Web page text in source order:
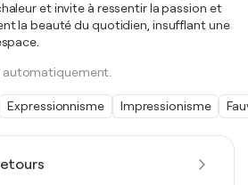
et invite à ressentir la passion et
la beauté du quotidien, insufflant une
Expressionnisme Impressionisme